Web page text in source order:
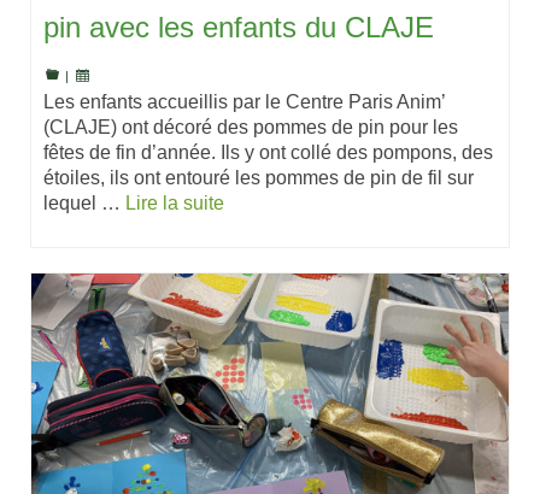
pin avec les enfants du CLAJE
Les enfants accueillis par le Centre Paris Anim’
(CLAJE) ont décoré des pommes de pin pour les
fêtes de fin d’année. Ils y ont collé des pompons, des
étoiles, ils ont entouré les pommes de pin de fil sur
lequel … Lire la suite